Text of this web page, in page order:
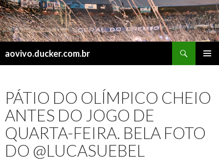
aovivo.ducker.com.br
PÁTIO DO OLÍMPICO CHEIO
ANTES DO JOGO DE
QUARTA-FEIRA. BELA FOTO
DO @LUCASUEBEL